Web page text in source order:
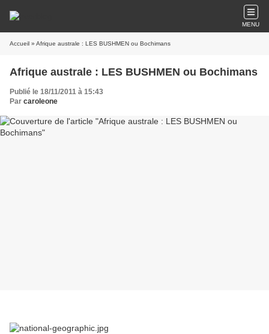
MENU
Accueil » Afrique australe : LES BUSHMEN ou Bochimans
Afrique australe : LES BUSHMEN ou Bochimans
Publié le 18/11/2011 à 15:43
Par caroleone